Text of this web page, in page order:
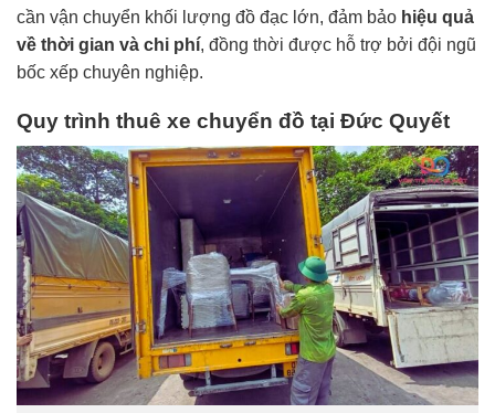
cần vận chuyển khối lượng đồ đạc lớn, đảm bảo hiệu quả
về thời gian và chi phí, đồng thời được hỗ trợ bởi đội ngũ
bốc xếp chuyên nghiệp.
Quy trình thuê xe chuyển đồ tại Đức Quyết